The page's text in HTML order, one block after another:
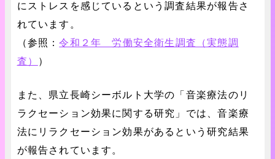
にストレスを感じているという調査結果が報告さ
れています。
（参照：令和２年 労働安全衛生調査（実態調
査）
）
また、県立長崎シーボルト大学の「音楽療法のリ
ラクセーション効果に関する研究」では、音楽療
法にリラクセーション効果があるという研究結果
が報告されています。